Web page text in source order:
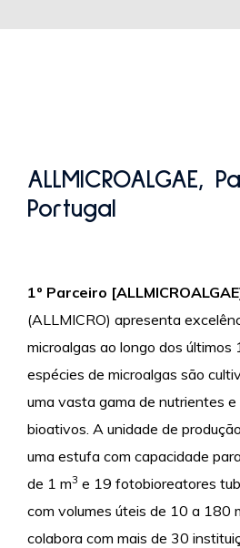
ALLMICROALGAE,
Portugal
1º Parceiro
(ALLMICRO) apresenta
microalgas ao longo dos
espécies de microalgas são
uma vasta gama de nutrientes
bioativos. A unidade de
uma estufa com capacidade
de 1 m3 e 19 fotobioreatores
com volumes úteis de 10 a 180
colabora com mais de 30